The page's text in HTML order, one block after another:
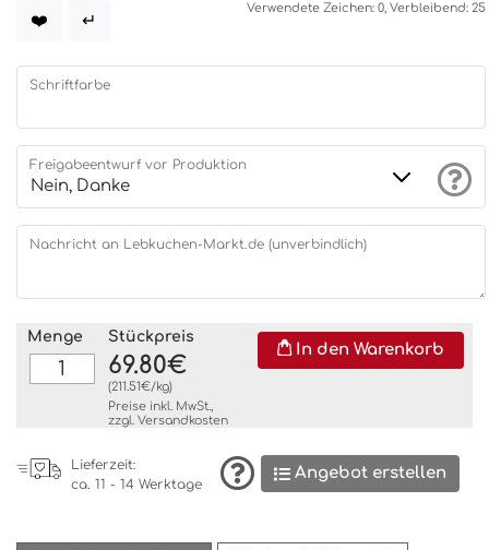
❤️ ↵
Verwendete Zeichen: 0, Verbleibend: 25
Schriftfarbe
Freigabeentwurf vor Produktion
Nachricht an Lebkuchen-Markt.de (unverbindlich)
Menge Stückpreis
69.80€
(211.51€/kg)
Preise inkl. MwSt.,
zzgl. Versandkosten
In den Warenkorb
Lieferzeit:
ca. 11 - 14 Werktage
Angebot erstellen